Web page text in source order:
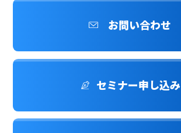
お問い合わせ
セミナー申し込み